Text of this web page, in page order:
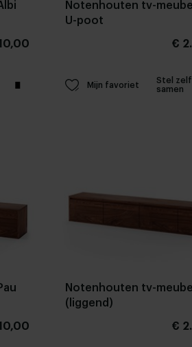
Notenhouten tv-
U-poot
€
Mijn favoriet
Stel zelf
samen
Notenhouten tv-
(liggend)
€